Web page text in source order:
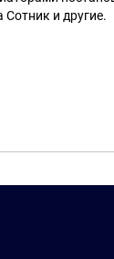
Сотник и другие.